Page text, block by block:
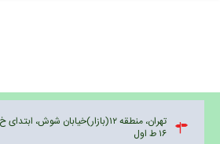
تهران، منطقه ۱۲(بازار)خیابان
۱۶ ط اول